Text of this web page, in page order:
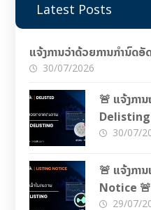
Latest Posts
ແຈ້ງການວ່າດ້ວຍການກຳນົດອັ
30/07/2026
🚨 ແຈ້ງກ
30/07/
🚨 ແຈ້ງກ
Notice 🚨
29/07/